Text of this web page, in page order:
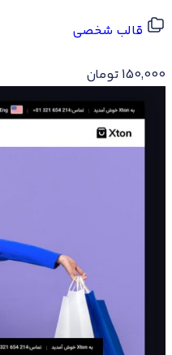
قالب شخصی
150,000 تومان